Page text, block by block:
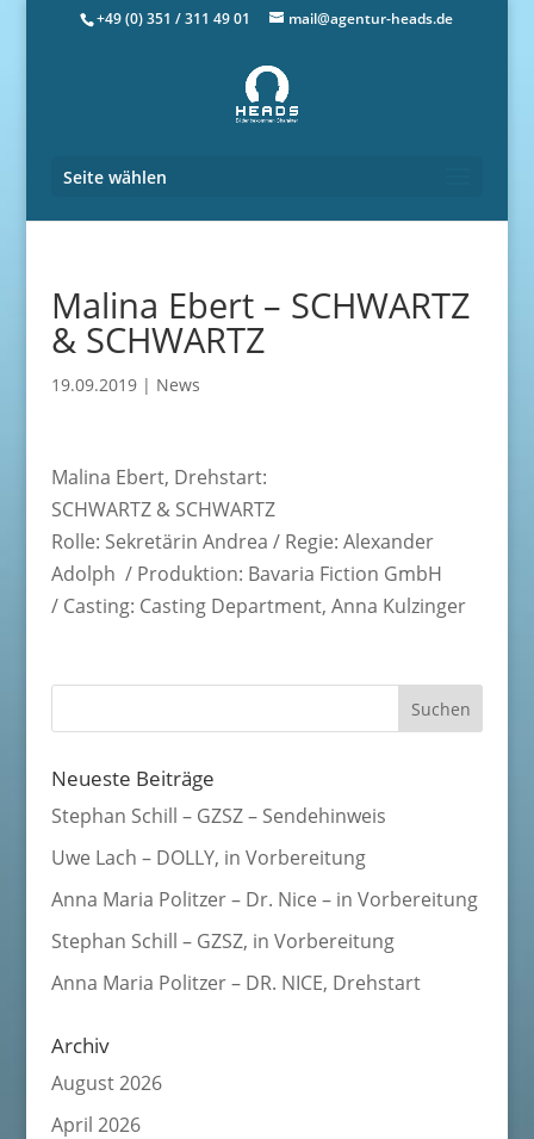
+49 (0) 351 / 311 49 01 mail@agentur-heads.de
Seite wählen
Malina Ebert – SCHWARTZ
& SCHWARTZ
19.09.2019| News
Malina Ebert, Drehstart:
SCHWARTZ & SCHWARTZ
Rolle: Sekretärin Andrea / Regie: Alexander
Adolph / Produktion: Bavaria Fiction GmbH
/ Casting: Casting Department, Anna Kulzinger
Neueste Beiträge
Stephan Schill – GZSZ – Sendehinweis
Uwe Lach – DOLLY, in Vorbereitung
Anna Maria Politzer – Dr. Nice – in Vorbereitung
Stephan Schill – GZSZ, in Vorbereitung
Anna Maria Politzer – DR. NICE, Drehstart
Archiv
August 2026
April 2026